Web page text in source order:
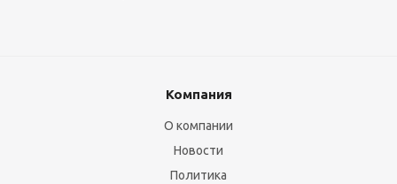
Компания
О компании
Новости
Политика